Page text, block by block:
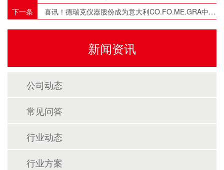
下一条
喜讯！德瑞克仪器股份成为意大利CO.FO.ME.GRA中国区代理！
新闻资讯
公司动态
常见问答
行业动态
行业方案